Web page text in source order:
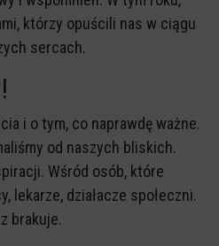
którzy opuścili nas w ciągu
sercach.
i o tym, co naprawdę ważne.
od naszych bliskich.
Wśród osób, które
działacze społeczni.
brakuje.